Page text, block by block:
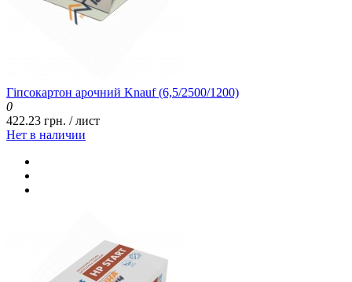
Гіпсокартон арочний Knauf (6,5/2500/1200)
0
422.23 грн. / лист
Нет в наличии